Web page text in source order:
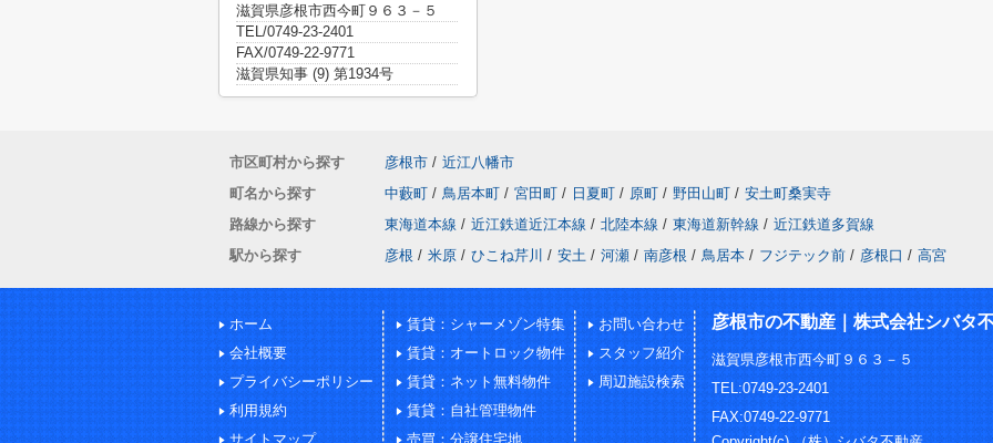
滋賀県彦根市西今町９６３－５
TEL/0749-23-2401
FAX/0749-22-9771
滋賀県知事 (9) 第1934号
市区町村から探す 彦根市 / 近江八幡市
町名から探す
中藪町 / 鳥居本町 / 宮田町 / 日夏町 / 原町 / 野田山町 / 安土町桑実寺
路線から探す
東海道本線 / 近江鉄道近江本線 / 北陸本線 / 東海道新幹線 / 近江鉄道多賀線
駅から探す
彦根 / 米原 / ひこね芹川 / 安土 / 河瀬 / 南彦根 / 鳥居本 / フジテック前 / 彦根口 / 高宮
ホーム
会社概要
プライバシーポリシー
利用規約
サイトマップ
賃貸：シャーメゾン特集
賃貸：オートロック物件
賃貸：ネット無料物件
賃貸：自社管理物件
売買：分譲住宅地
お問い合わせ
スタッフ紹介
周辺施設検索
彦根市の不動産｜株式会社シバタ
滋賀県彦根市西今町９６３－５
TEL:0749-23-2401
FAX:0749-22-9771